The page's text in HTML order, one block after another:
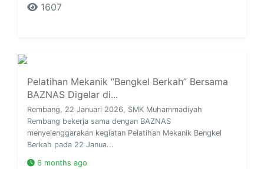
1607
Pelatihan Mekanik “Bengkel Berkah” Bersama
BAZNAS Digelar di...
Rembang, 22 Januari 2026, SMK Muhammadiyah
Rembang bekerja sama dengan BAZNAS
menyelenggarakan kegiatan Pelatihan Mekanik Bengkel
Berkah pada 22 Janua...
6 months ago